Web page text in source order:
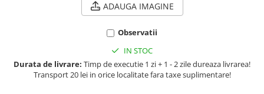
ADAUGA IMAGINE
Observatii
IN STOC
Durata de livrare: Timp de executie 1 zi + 1 - 2 zile dureaza livrarea!
Transport 20 lei in orice localitate fara taxe suplimentare!